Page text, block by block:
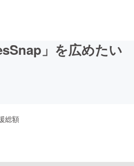
」を広めたい
総額